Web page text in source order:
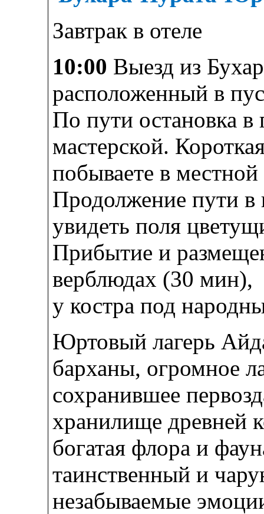
Завтрак в отеле
10:00 Выезд из
расположенный в
По пути остановка в
мастерской.
побываете в
Продолжение пути
увидеть поля
Прибытие и
верблюдах (30 мин),
у костра под
Юртовый лагерь
барханы, огромное
сохранившее
хранилище древней
богатая флора и
таинственный и
незабываемые